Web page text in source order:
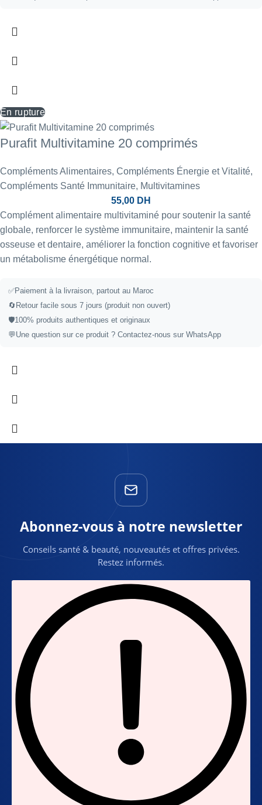
En rupture
Purafit Multivitamine 20 comprimés
Compléments Alimentaires, Compléments Énergie et Vitalité,
Compléments Santé Immunitaire, Multivitamines
55,00 DH
Complément alimentaire multivitaminé pour soutenir la santé
globale, renforcer le système immunitaire, maintenir la santé
osseuse et dentaire, améliorer la fonction cognitive et favoriser
un métabolisme énergétique normal.
✅Paiement à la livraison, partout au Maroc
🔄 Retour facile sous 7 jours (produit non ouvert)
🛡️100% produits authentiques et originaux
💬Une question sur ce produit ? Contactez-nous sur WhatsApp
Abonnez-vous à notre newsletter
Conseils santé & beauté, nouveautés et offres privées.
Restez informés.